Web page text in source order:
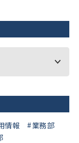
情報
業務部